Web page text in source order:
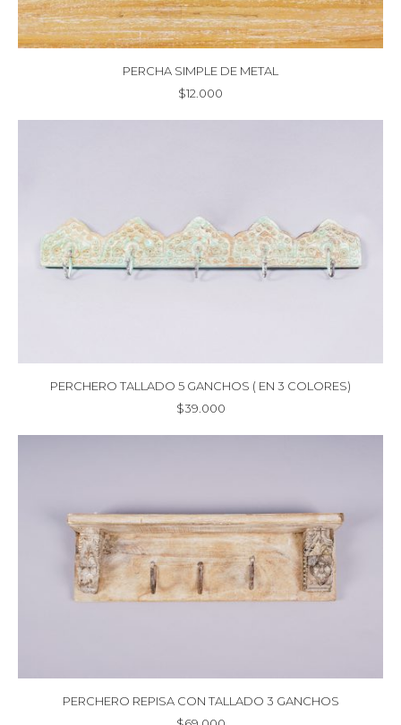
PERCHA SIMPLE DE METAL
$12.000
PERCHERO TALLADO 5 GANCHOS ( EN 3 COLORES)
$39.000
PERCHERO REPISA CON TALLADO 3 GANCHOS